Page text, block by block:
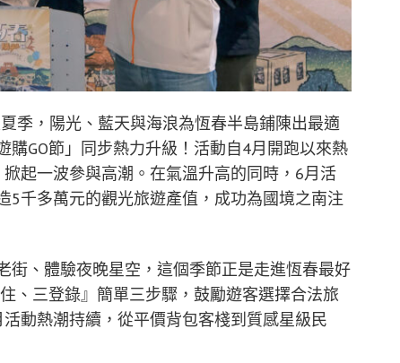
季，陽光、藍天與海浪為恆春半島鋪陳出最適
GO節」同步熱力升級！活動自4月開跑以來熱
起一波參與高潮。在氣溫升高的同時，6月活
千多萬元的觀光旅遊產值，成功為國境之南注
街、體驗夜晚星空，這個季節正是走進恆春最好
、三登錄』簡單三步驟，鼓勵遊客選擇合法旅
動熱潮持續，從平價背包客棧到質感星級民